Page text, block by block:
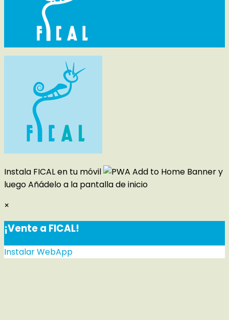
Instala FICAL en tu móvil
y
luegoAñádelo a la pantalla de inicio
×
¡Vente a FICAL!
Instalar WebApp